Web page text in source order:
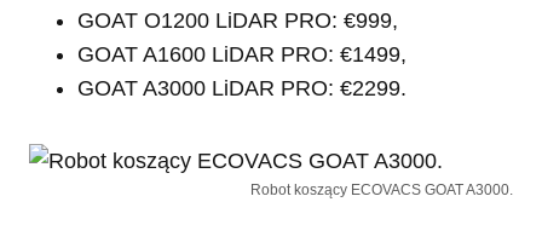
GOAT O1200 LiDAR PRO: €999,
GOAT A1600 LiDAR PRO: €1499,
GOAT A3000 LiDAR PRO: €2299.
Robot koszący ECOVACS GOAT A3000.